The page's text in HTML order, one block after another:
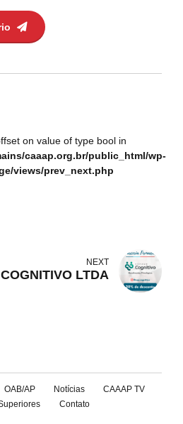
on value of type bool in
caaap.org.br/public_html/wp-
views/prev_next.php
NEXT
LTDA
OAB/AP Notícias
CAAAP TV
Contato